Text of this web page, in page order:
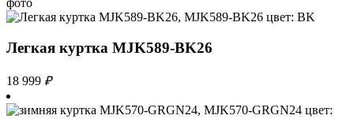
Легкая куртка MJK589-BK26
18 999 ₽